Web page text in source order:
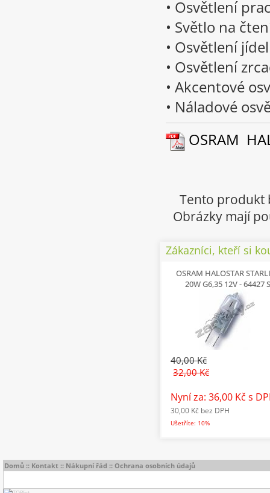
• Osvětlení
• Světlo na
• Osvětlení
• Osvětlení
• Akcentové
• Náladové
OSRAM
Tento produkt
Obrázky mají
Zákazníci, kteří si
OSRAM HALOSTAR
20W G6,35 12V - 64427 S
40,00 Kč
32,00 Kč
Nyní za: 36,00 Kč s
30,00 Kč bez DPH
Ušetříte: 10%
Domů :: Kontakt :: Nákupní řád :: Ochrana osobních údajů